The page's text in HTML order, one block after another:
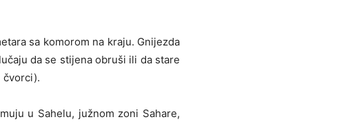
sa komorom na kraju. Gnijezda
da se stijena obruši ili da stare
čvorci).
u Sahelu, južnom zoni Sahare,